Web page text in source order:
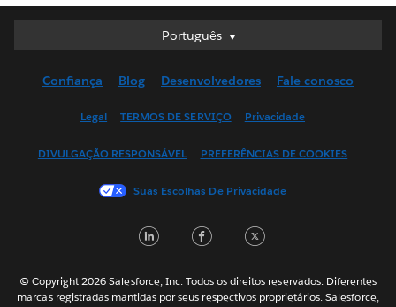
Português
Português
English (UK)
Français (Canada)
日本語
Nederlands
Confiança Blog Desenvolvedores Fale conosco
Legal TERMOS DE SERVIÇO Privacidade
DIVULGAÇÃO RESPONSÁVEL PREFERÊNCIAS DE COOKIES
Suas Escolhas De Privacidade
LinkedInFacebook
© Copyright 2026 Salesforce, Inc. Todos os direitos reservados. Diferentes
marcas registradas mantidas por seus respectivos proprietários. Salesforce,